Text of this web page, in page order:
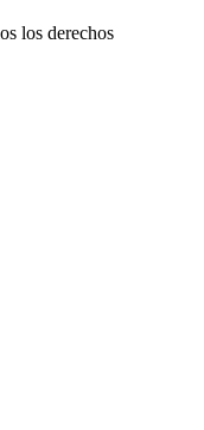
los derechos